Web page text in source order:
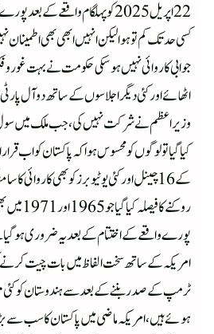
22 اپریل 2025 کو پہلگام واقعے کے
کسی حد تک کم تو ہوا لیکن انہیں ابھی بھی
جوابی کاروائی نہیں ہو سکی حکومت نے بہت غور و
اٹھائے اور کئی دیگر اجلاسوں کے ساتھ دو آل
وزیراعظم نے شرکت نہیں کی،جب ملک میں
کیا گیا تو لوگوں کو محسوس ہوا کہ پاکستان کو اب
کے 16 چینل اور کئی یوٹیوبرز کو بھی کاروائی کا
روکنے کا
پورے واقعے کے اختتام کے بعد یہ ضروری ہو
امریکہ کے ساتھ سخت الفاظ میں بات چیت
ٹرمپ کے صدر بننے کے بعد سے ہندوستان کو کئی
ہوئے ہیں،امریکہ ماضی میں پاکستان کا سب سے